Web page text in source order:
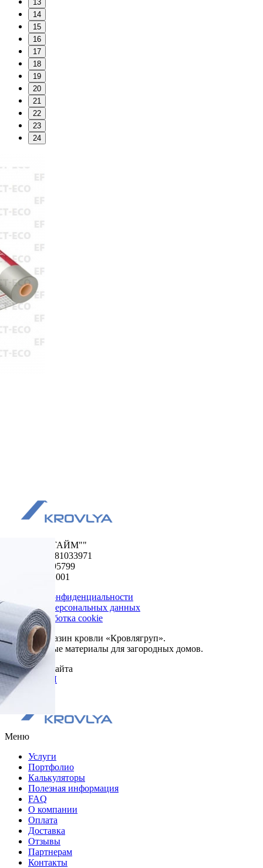
13
14
15
16
17
18
19
20
21
22
23
24
ООО "ФУДТАЙМ""
ОГРН 1195081033971
ИНН 5024195799
КПП 502401001
Политика конфиденциальности
Обработка персональных данных
Сбор и обработка cookie
© 2026. Магазин кровли «Кровлягруп».
Строительные материалы для загородных домов.
Разработка сайта
ОРИГИНАЛ
Меню
Услуги
Портфолио
Калькуляторы
Полезная информация
FAQ
О компании
Оплата
Доставка
Отзывы
Партнерам
Контакты